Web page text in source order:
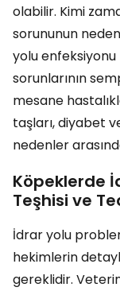
olabilir. Kimi
sorununun
yolu enfeksiyonu
sorunlarının
mesane
taşları, diyabet
nedenler
Köpeklerde
Teşhisi ve
İdrar yolu
hekimlerin
gereklidir.